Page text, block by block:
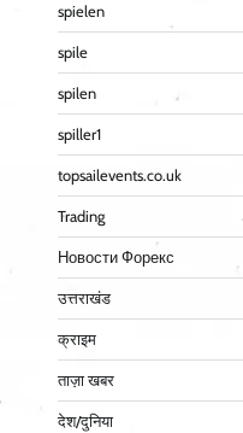
spielen
spile
spilen
spiller1
topsailevents.co.uk
Trading
Новости Форекс
उत्तराखंड
क्राइम
ताज़ा खबर
देश/दुनिया